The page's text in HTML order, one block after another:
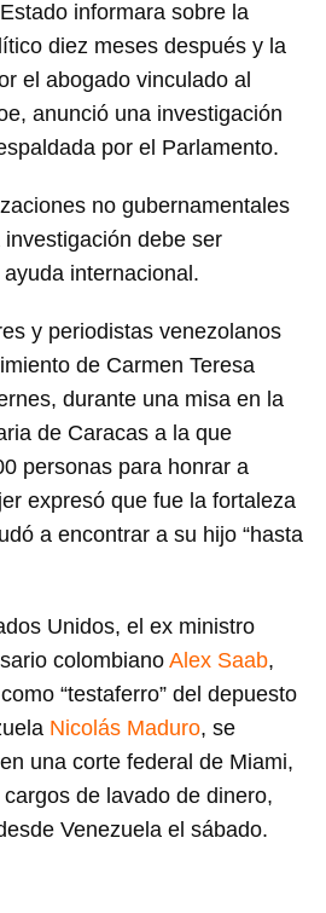
informara sobre la
diez meses después y la
el abogado vinculado al
anunció una investigación
por el Parlamento.
no gubernamentales
debe ser
internacional.
y periodistas venezolanos
de Carmen Teresa
durante una misa en la
de Caracas a la que
personas para honrar a
expresó que fue la fortaleza
a encontrar a su hijo “hasta
Unidos, el ex ministro
colombiano Alex Saab,
“testaferro” del depuesto
Nicolás Maduro, se
una corte federal de Miami,
de lavado de dinero,
Venezuela el sábado.